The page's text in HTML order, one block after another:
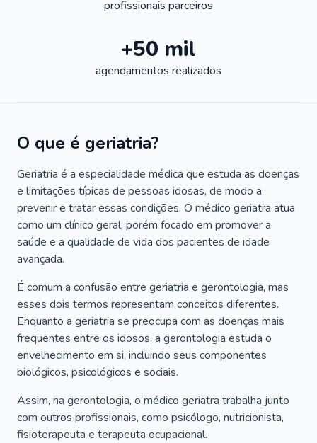
profissionais parceiros
+50 mil
agendamentos realizados
O que é geriatria?
Geriatria é a especialidade médica que estuda as doenças
e limitações típicas de pessoas idosas, de modo a
prevenir e tratar essas condições. O médico geriatra atua
como um clínico geral, porém focado em promover a
saúde e a qualidade de vida dos pacientes de idade
avançada.
É comum a confusão entre geriatria e gerontologia, mas
esses dois termos representam conceitos diferentes.
Enquanto a geriatria se preocupa com as doenças mais
frequentes entre os idosos, a gerontologia estuda o
envelhecimento em si, incluindo seus componentes
biológicos, psicológicos e sociais.
Assim, na gerontologia, o médico geriatra trabalha junto
com outros profissionais, como psicólogo, nutricionista,
fisioterapeuta e terapeuta ocupacional.